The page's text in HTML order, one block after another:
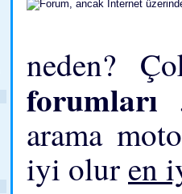
neden?
forumları
arama
iyi olur en